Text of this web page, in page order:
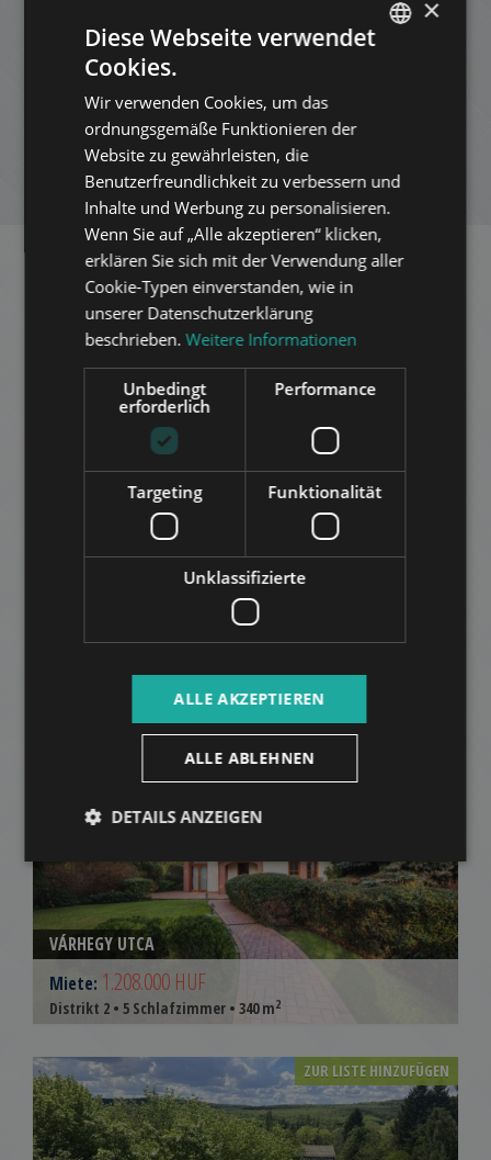
+3613540980
ZUR LISTE HINZUFÜGEN
PDF HERUNTERLADEN
NEUE SUCHE
Ähnliche Appartements in
Budapestim selben Distrikt
659.000 HUF
Distrikt 2 • 3 Schlafzimmer • 117 m2
ZUR LISTE HINZUFÜGEN
VÁRHEGY UTCA
Miete: 1.208.000 HUF
Distrikt 2 • 5 Schlafzimmer • 340 m2
ZUR LISTE HINZUFÜGEN
FRENCH
ITALIAN
SPANISH
RUSSIAN
×
Diese Webseite verwendet
Cookies.
Wir verwenden Cookies, um das
ordnungsgemäße Funktionieren der
Website zu gewährleisten, die
Benutzerfreundlichkeit zu verbessern und
Inhalte und Werbung zu personalisieren.
Wenn Sie auf „Alle akzeptieren“ klicken,
erklären Sie sich mit der Verwendung aller
Cookie-Typen einverstanden, wie in
unserer Datenschutzerklärung
beschrieben. Weitere Informationen
Unbedingt
erforderlich
Performance
Targeting Funktionalität
Unklassifizierte
ALLE AKZEPTIEREN
ALLE ABLEHNEN
DETAILS ANZEIGEN